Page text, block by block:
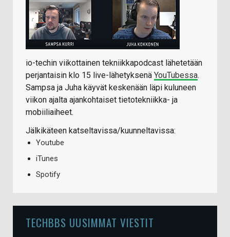
io-techin viikottainen tekniikkapodcast lähetetään
perjantaisin klo 15 live-lähetyksenä YouTubessa.
Sampsa ja Juha käyvät keskenään läpi kuluneen
viikon ajalta ajankohtaiset tietotekniikka- ja
mobiiliaiheet.
Jälkikäteen katseltavissa/kuunneltavissa:
Youtube
iTunes
Spotify
TECHBBS UUSIMMAT VIESTIT